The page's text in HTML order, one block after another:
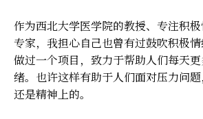
作为西北大学医学院的教授、专注积
专家，我担心自己也曾有过鼓吹积极
做过一个项目，致力于帮助人们每天
绪。也许这样有助于人们面对压力问
还是精神上的。